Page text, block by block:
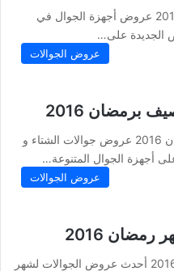
عروض أجهزة الجوال في شهر يوليو 2016 عروض أجهزة الجوال في
عروض الجوالات
برمضان 2016
عروض جوالات الشتاء و الصيف برمضان 2016 عروض جوالات الشتاء و
عروض الجوالات
2016
أحدث عروض الجوالات لشهر رمضان 2016 أحدث عروض الجوالات لشهر